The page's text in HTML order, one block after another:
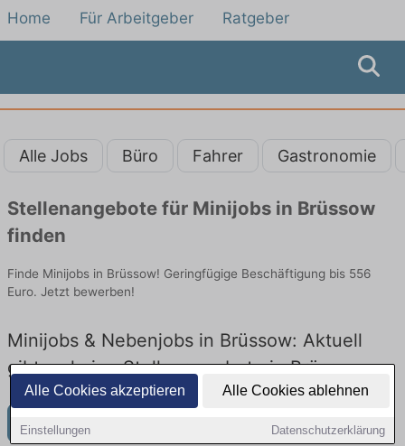
Alle Cookies akzeptieren Alle Cookies ablehnen
Einstellungen Datenschutzerklärung
Home Für Arbeitgeber Ratgeber
Alle Jobs Büro Fahrer Gastronomie
Stellenangebote für Minijobs in Brüssow
finden
Finde Minijobs in Brüssow! Geringfügige Beschäftigung bis 556
Euro. Jetzt bewerben!
Minijobs & Nebenjobs in Brüssow: Aktuell
gibt es keine Stellenangebote in Brüssow
Weitere Jobangebote in Brüssow